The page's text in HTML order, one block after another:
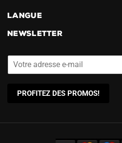
LANGUE
NEWSLETTER
PROFITEZ DES PROMOS!